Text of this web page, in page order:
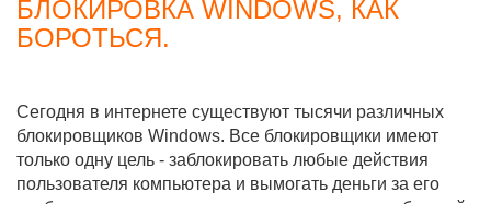
БЛОКИРОВКА WINDOWS, КАК
БОРОТЬСЯ.
Сегодня в интернете существуют тысячи различных
блокировщиков Windows. Все блокировщики имеют
только одну цель - заблокировать любые действия
пользователя компьютера и вымогать деньги за его